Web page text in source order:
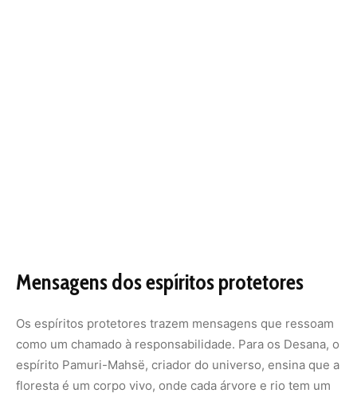
Mensagens dos espíritos protetores
Os espíritos protetores trazem mensagens que ressoam
como um chamado à responsabilidade. Para os Desana, o
espírito Pamuri-Mahsë, criador do universo, ensina que a
floresta é um corpo vivo, onde cada árvore e rio tem um